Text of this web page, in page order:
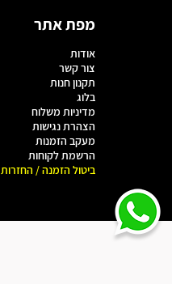
מפת אתר
אודות
צור קשר
תקנון חנות
בלוג
מדיניות משלוח
הצהרת נגישות
מעקב הזמנות
הרשמת לקוחות
ביטול הזמנה / החזרות